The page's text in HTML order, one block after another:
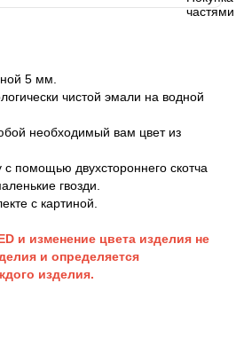
5 мм.
чистой эмали на водной
необходимый вам цвет из
с помощью двухстороннего скотча
гвозди.
с картиной.
и изменение цвета изделия не
и определяется
изделия.